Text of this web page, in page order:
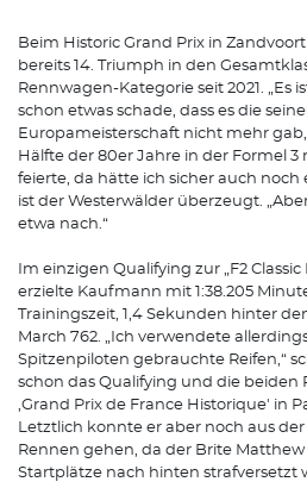
Beim Historic Grand Prix in
bereits 14. Triumph in den
Rennwagen-Kategorie seit 2021.
schon etwas schade, dass es die
Europameisterschaft nicht mehr
Hälfte der 80er Jahre in der Formel 3
feierte, da hätte ich sicher auch noch
ist der Westerwälder überzeugt.
etwa nach.“
Im einzigen Qualifying zur „F2
erzielte Kaufmann mit 1:38.205
Trainingszeit, 1,4 Sekunden hinter
March 762. „Ich verwendete
Spitzenpiloten gebrauchte Reifen,“
schon das Qualifying und die beiden
,Grand Prix de France Historique' in
Letztlich konnte er aber noch aus
Rennen gehen, da der Brite
Startplätze nach hinten strafversetzt